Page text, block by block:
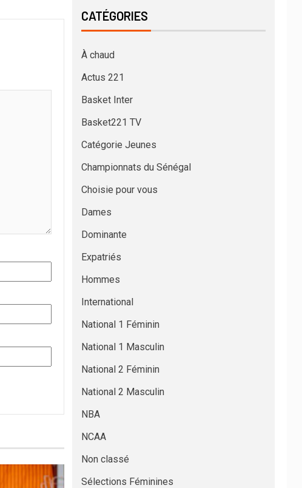
CATÉGORIES
À chaud
Actus 221
Basket Inter
Basket221 TV
Catégorie Jeunes
Championnats du Sénégal
Choisie pour vous
Dames
Dominante
Expatriés
Hommes
International
National 1 Féminin
National 1 Masculin
National 2 Féminin
National 2 Masculin
NBA
NCAA
Non classé
Sélections Féminines